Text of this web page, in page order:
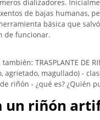
dializadores.
de bajas humanas,
básica que
de funcionar.
TRASPLANTE DE
agrietado, magullado) -
riñón - ¿qué es? ¿Quién
un riñón